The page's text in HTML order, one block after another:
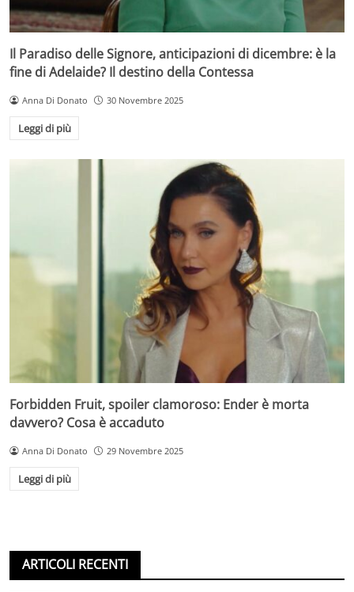
Il Paradiso delle Signore, anticipazioni di dicembre: è la
fine di Adelaide? Il destino della Contessa
Anna Di Donato 30 Novembre 2025
Leggi di più
Forbidden Fruit, spoiler clamoroso: Ender è morta
davvero? Cosa è accaduto
Anna Di Donato 29 Novembre 2025
Leggi di più
ARTICOLI RECENTI